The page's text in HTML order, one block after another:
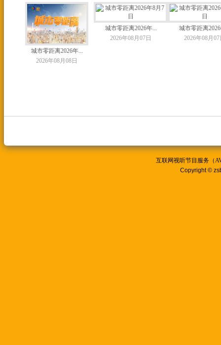
城市零距离2026年...
2026年08月08日
城市零距离2026年...
2026年08月07日
城市零距离
2026年08月07
互联网视听节目服务（
Copyright ©